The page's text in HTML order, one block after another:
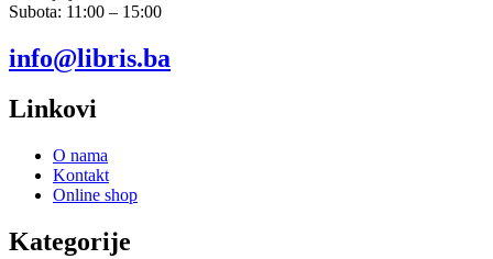
Subota: 11:00 – 15:00
info@libris.ba
Linkovi
O nama
Kontakt
Online shop
Kategorije